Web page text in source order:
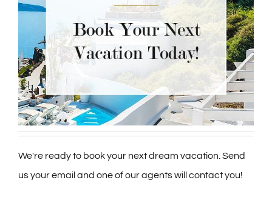
We're ready to book your next dream vacation. Send
us your email and one of our agents will contact you!